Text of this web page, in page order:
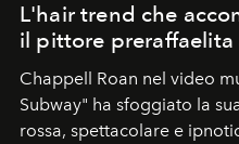
L'hair trend che
il pittore preraffaelita
Chappell Roan nel video
Subway" ha sfoggiato la
rossa, spettacolare e